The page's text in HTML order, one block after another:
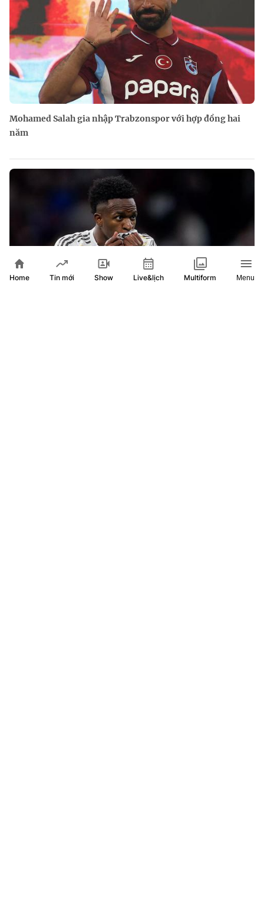
Mohamed Salah gia nhập Trabzonspor với hợp đồng hai
năm
Home Tin mới Show Live&lịch Multiform Menu